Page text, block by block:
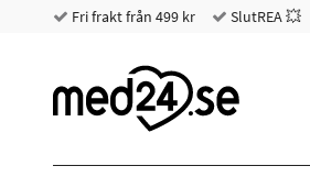
Fri frakt från 499 kr SlutREA 💥